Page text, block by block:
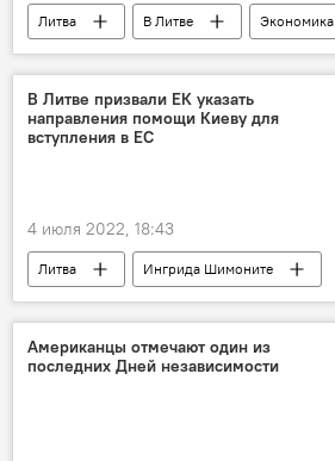
Литва В Литве
Экономика
Клайпедский терминал
СПГ
В Литве призвали ЕК указать
направления помощи Киеву для
вступления в ЕС
4 июля 2022, 18:43
Литва
Ингрида Шимоните
Еврокомиссия (ЕК)
Украина
Политика
Американцы отмечают один из
последних Дней независимости